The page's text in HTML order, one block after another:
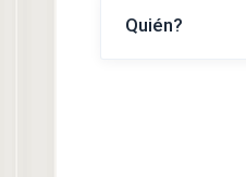
Quién?